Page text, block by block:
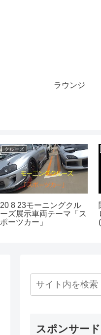
ラウンジ
マイル
マイルCS サクラバクシ
ンオー
スポンサー